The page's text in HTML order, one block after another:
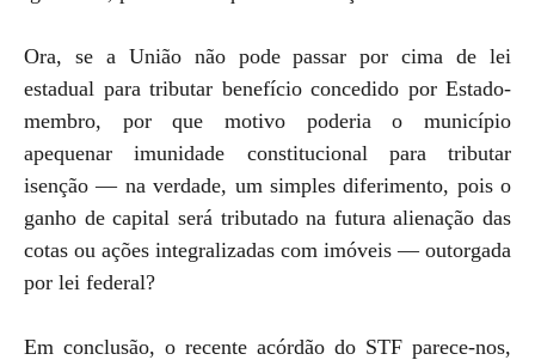
Ora, se a União não pode passar por cima de lei
estadual para tributar benefício concedido por Estado-
membro, por que motivo poderia o município
apequenar imunidade constitucional para tributar
isenção — na verdade, um simples diferimento, pois o
ganho de capital será tributado na futura alienação das
cotas ou ações integralizadas com imóveis — outorgada
por lei federal?
Em conclusão, o recente acórdão do STF parece-nos,